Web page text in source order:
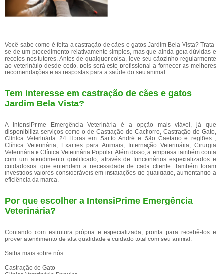
Você sabe como é feita a castração de cães e gatos Jardim Bela Vista? Trata-
se de um procedimento relativamente simples, mas que ainda gera dúvidas e
receios nos tutores. Antes de qualquer coisa, leve seu cãozinho regularmente
ao veterinário desde cedo, pois será este profissional a fornecer as melhores
recomendações e as respostas para a saúde do seu animal.
Tem interesse em castração de cães e gatos
Jardim Bela Vista?
A IntensiPrime Emergência Veterinária é a opção mais viável, já que
disponibiliza serviços como o de Castração de Cachorro, Castração de Gato,
Clínica Veterinária 24 Horas em Santo André e São Caetano e regiões ,
Clínica Veterinária, Exames para Animais, Internação Veterinária, Cirurgia
Veterinária e Clínica Veterinária Popular. Além disso, a empresa também conta
com um atendimento qualificado, através de funcionários especializados e
cuidadosos, que entendem a necessidade de cada cliente. Também foram
investidos valores consideráveis em instalações de qualidade, aumentando a
eficiência da marca.
Por que escolher a IntensiPrime Emergência
Veterinária?
Contando com estrutura própria e especializada, pronta para recebê-los e
prover atendimento de alta qualidade e cuidado total com seu animal.
Saiba mais sobre nós:
Castração de Gato